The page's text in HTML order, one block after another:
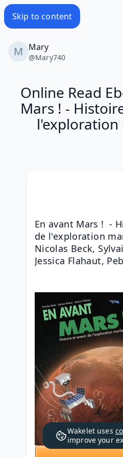
Skip to content
Mary
@Mary740
Online Read
Mars ! -
En avant Mars !  -
de l'exploration
Nicolas Beck,
Jessica Flahaut,
Wakelet uses
improve your